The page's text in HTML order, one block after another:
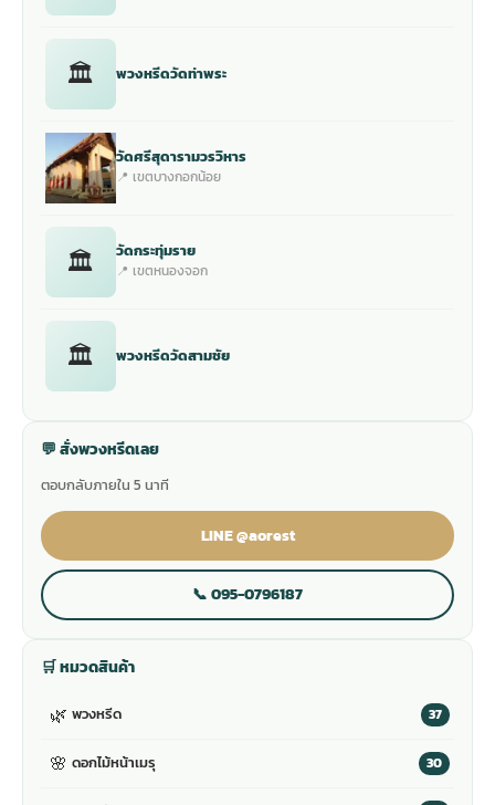
🏛 พวงหรีดวัดท่าพระ
วัดศรีสุดารามวรวิหาร
📍 เขตบางกอกน้อย
🏛 วัดกระทุ่มราย
📍 เขตหนองจอก
🏛 พวงหรีดวัดสามชัย
💬 สั่งพวงหรีดเลย
ตอบกลับภายใน 5 นาที
LINE @aorest
📞 095-0796187
🛒 หมวดสินค้า
🌿 พวงหรีด 37
🌸 ดอกไม้หน้าเมรุ 30